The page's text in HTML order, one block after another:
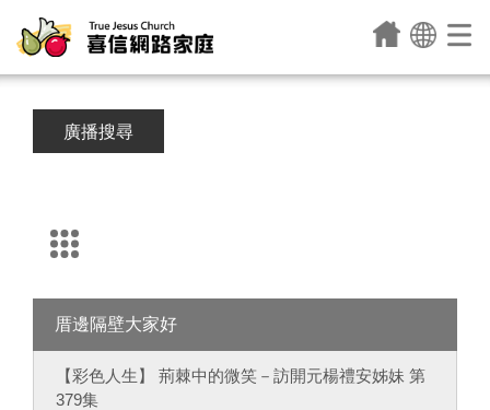
廣播搜尋
厝邊隔壁大家好
【彩色人生】 荊棘中的微笑－訪開元楊禮安姊妹 第
379集